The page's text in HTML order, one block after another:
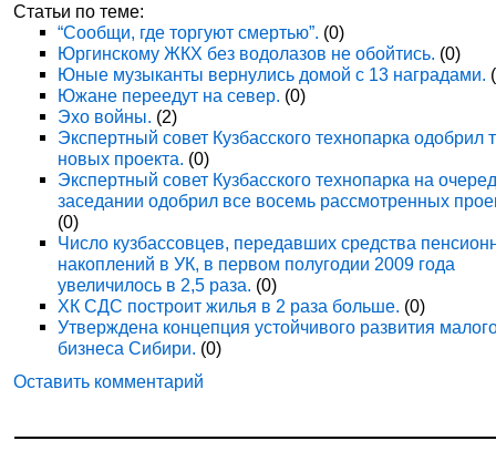
Статьи по теме:
“Сообщи, где торгуют смертью”. (0)
Юргинскому ЖКХ без водолазов не обойтись. (0)
Юные музыканты вернулись домой с 13 наградами.
Южане переедут на север. (0)
Эхо войны. (2)
Экспертный совет Кузбасского технопарка одобрил
новых проекта. (0)
Экспертный совет Кузбасского технопарка на
заседании одобрил все восемь рассмотренных
(0)
Число кузбассовцев, передавших средства
накоплений в УК, в первом полугодии 2009 года
увеличилось в 2,5 раза. (0)
ХК СДС построит жилья в 2 раза больше. (0)
Утверждена концепция устойчивого развития
бизнеса Сибири. (0)
Оставить комментарий